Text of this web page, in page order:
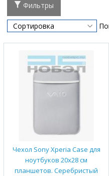
Фильтры
Чехол Sony Xperia Case для
ноутбуков 20x28 см
планшетов. Серебристый